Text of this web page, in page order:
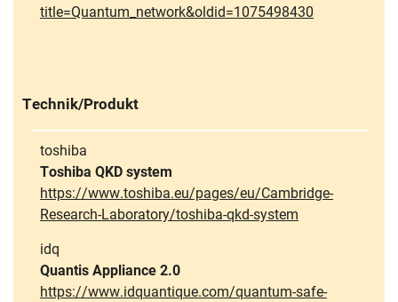
title=Quantum_network&oldid=1075498430
Technik/Produkt
toshiba
Toshiba QKD system
https://www.toshiba.eu/pages/eu/Cambridge-
Research-Laboratory/toshiba-qkd-system
idq
Quantis Appliance 2.0
https://www.idquantique.com/quantum-safe-